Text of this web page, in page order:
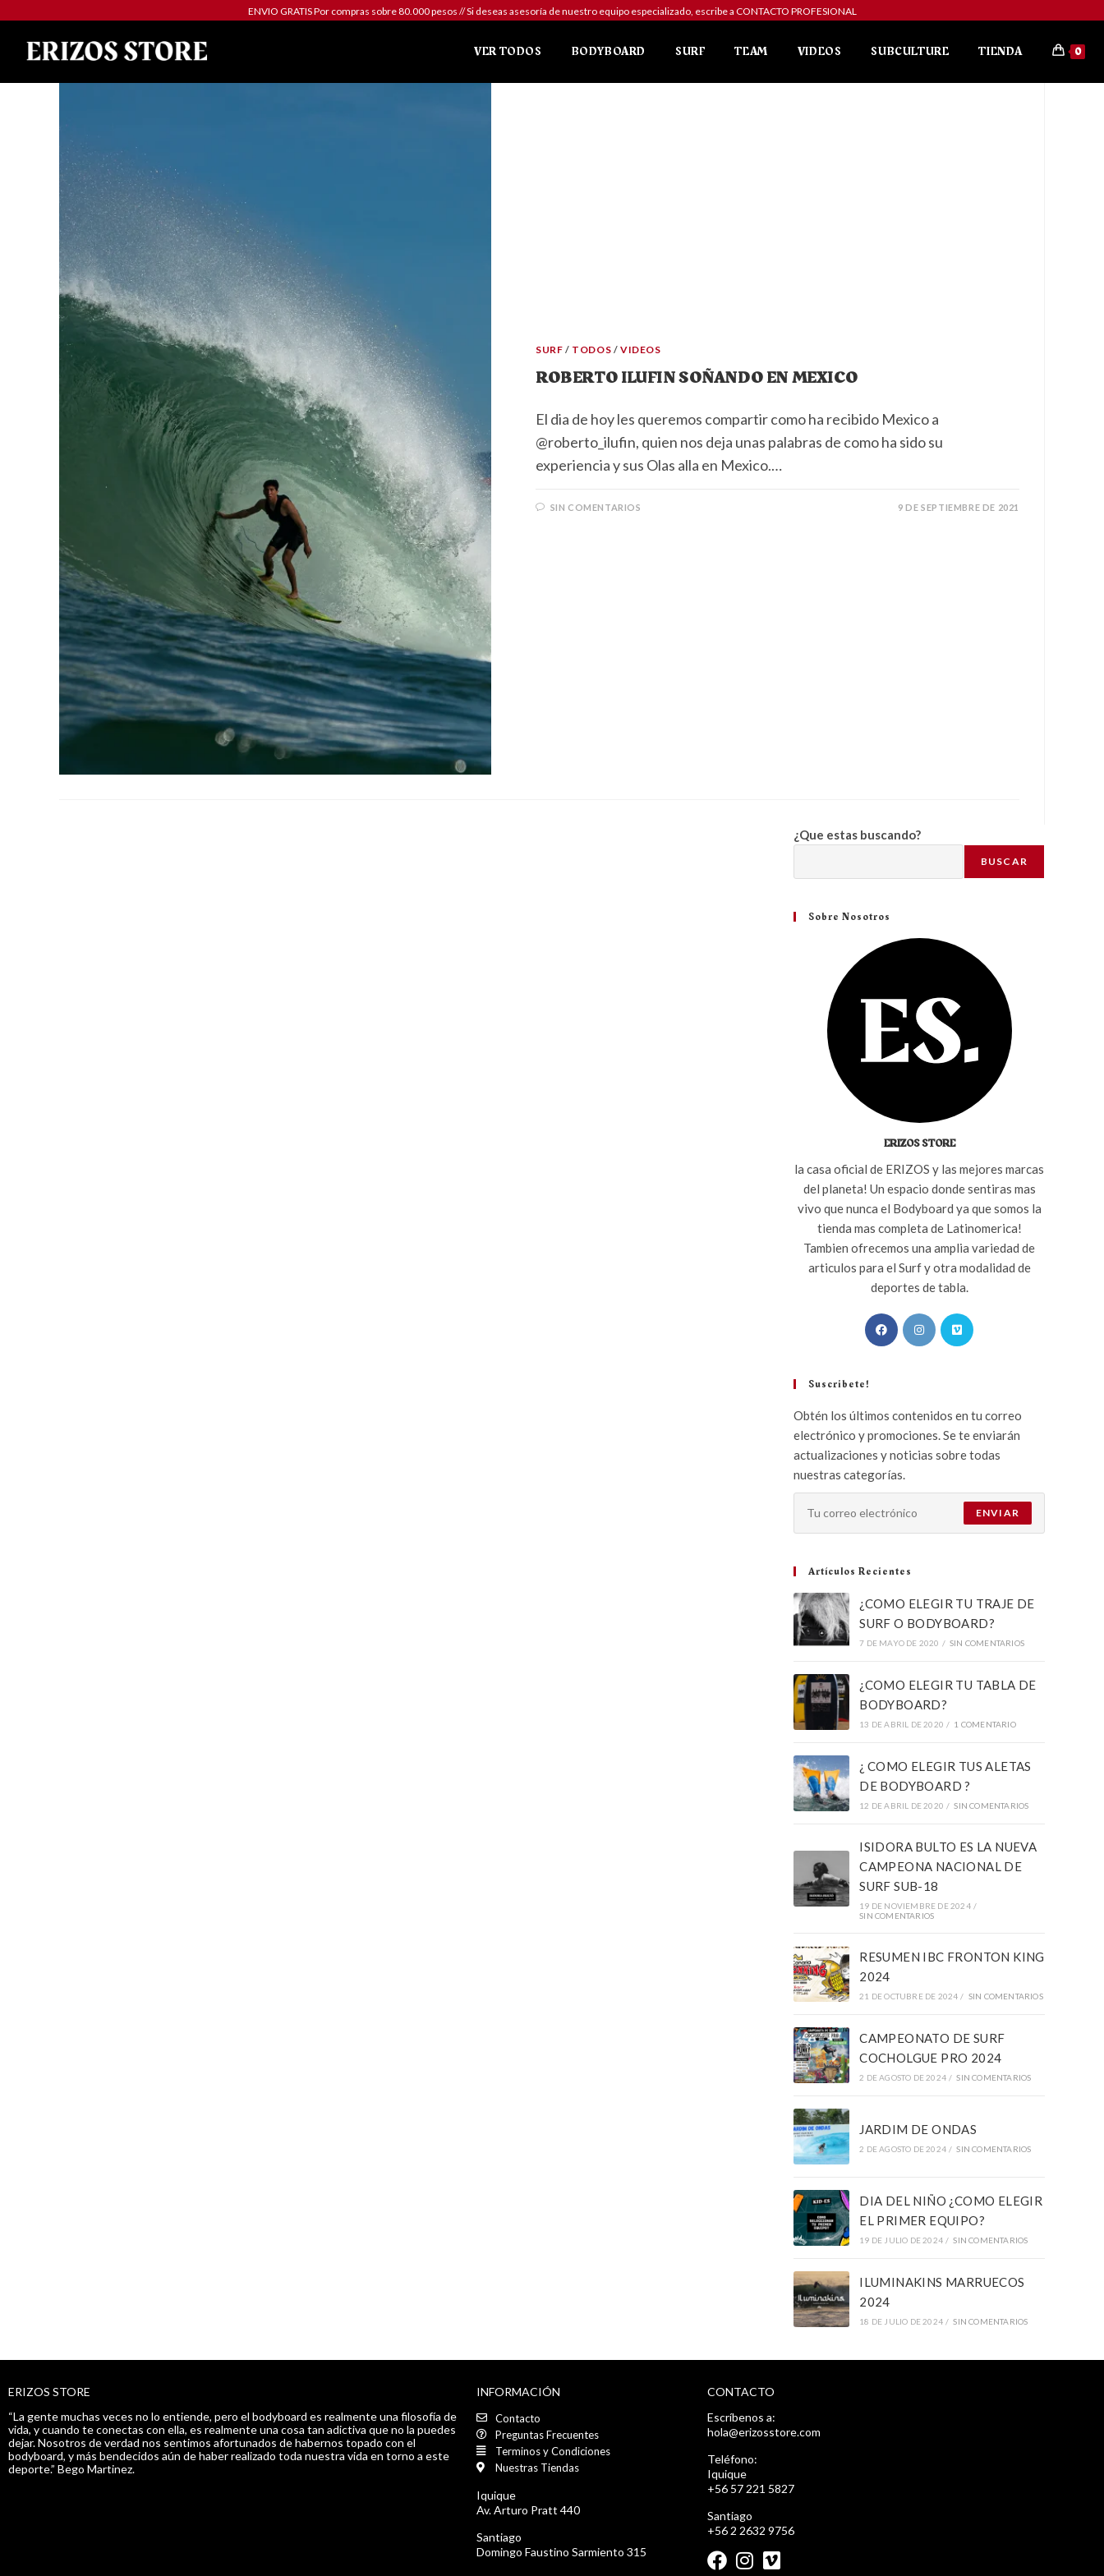
ENVIO GRATIS Por compras sobre 80.000 pesos // Si deseas asesoría de nuestro equipo especializado, escribe a CONTACTO PROFESIONAL
VER TODOS BODYBOARD SURF TEAM VIDEOS SUBCULTURE TIENDA 0
SURF / TODOS /VIDEOS
ROBERTO ILUFIN SOÑANDO EN MEXICO
El dia de hoy les queremos compartir como ha recibido Mexico a
@roberto_ilufin, quien nos deja unas palabras de como ha sido su
experiencia y sus Olas alla en Mexico.…
SIN COMENTARIOS 9 DE SEPTIEMBRE DE 2021
¿Que estas buscando?
BUSCAR
Sobre Nosotros
ERIZOS STORE
la casa oficial de ERIZOS y las mejores marcas
del planeta! Un espacio donde sentiras mas
vivo que nunca el Bodyboard ya que somos la
tienda mas completa de Latinomerica!
Tambien ofrecemos una amplia variedad de
articulos para el Surf y otra modalidad de
deportes de tabla.
Suscribete!
Obtén los últimos contenidos en tu correo
electrónico y promociones. Se te enviarán
actualizaciones y noticias sobre todas
nuestras categorías.
ENVIAR
Artículos Recientes
¿COMO ELEGIR TU TRAJE DE
SURF O BODYBOARD?
7 DE MAYO DE 2020 / SIN COMENTARIOS
¿COMO ELEGIR TU TABLA DE
BODYBOARD?
13 DE ABRIL DE 2020 / 1 COMENTARIO
¿ COMO ELEGIR TUS ALETAS
DE BODYBOARD ?
12 DE ABRIL DE 2020 / SIN COMENTARIOS
ISIDORA BULTO ES LA NUEVA
CAMPEONA NACIONAL DE
SURF SUB-18
19 DE NOVIEMBRE DE 2024 /
SIN COMENTARIOS
RESUMEN IBC FRONTON KING
2024
21 DE OCTUBRE DE 2024 / SIN COMENTARIOS
CAMPEONATO DE SURF
COCHOLGUE PRO 2024
2 DE AGOSTO DE 2024 / SIN COMENTARIOS
JARDIM DE ONDAS
2 DE AGOSTO DE 2024 / SIN COMENTARIOS
DIA DEL NIÑO ¿COMO ELEGIR
EL PRIMER EQUIPO?
19 DE JULIO DE 2024 / SIN COMENTARIOS
ILUMINAKINS MARRUECOS
2024
18 DE JULIO DE 2024 / SIN COMENTARIOS
ERIZOS STORE
“La gente muchas veces no lo entiende, pero el bodyboard es realmente una filosofía de
vida, y cuando te conectas con ella, es realmente una cosa tan adictiva que no la puedes
dejar. Nosotros de verdad nos sentimos afortunados de habernos topado con el
bodyboard, y más bendecidos aún de haber realizado toda nuestra vida en torno a este
deporte.” Bego Martinez.
INFORMACIÓN
Contacto
Preguntas Frecuentes
Terminos y Condiciones
Nuestras Tiendas
Iquique
Av. Arturo Pratt 440
Santiago
Domingo Faustino Sarmiento 315
CONTACTO
Escríbenos a:
hola@erizosstore.com
Teléfono:
Iquique
+56 57 221 5827
Santiago
+56 2 2632 9756